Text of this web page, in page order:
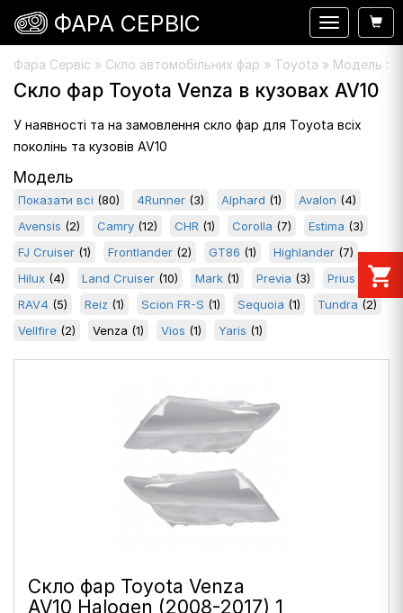
Фара Сервіс » Скло автомобільних фар » Toyota » Модель :
Скло фар Toyota Venza в кузовах AV10
У наявності та на замовлення скло фар для Toyota всіх
поколінь та кузовів AV10
Модель
Показати всі (80) 4Runner (3) Alphard (1) Avalon (4)
Avensis (2) Camry (12) CHR (1) Corolla (7) Estima (3)
FJ Cruiser (1) Frontlander (2) GT86 (1) Highlander (7)
Hilux (4) Land Cruiser (10) Mark (1) Previa (3) Prius (3)
RAV4 (5) Reiz (1) Scion FR-S (1) Sequoia (1) Tundra (2)
Vellfire (2) Venza (1) Vios (1) Yaris (1)
Скло фар Toyota Venza
AV10 Halogen (2008-2017) 1
Навигация
ФАРА СЕРВІС
shopping_cart